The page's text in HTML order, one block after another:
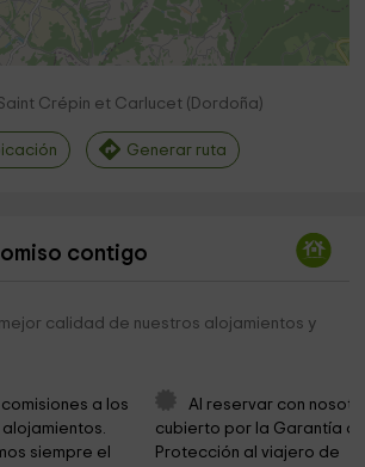
Crépin et Carlucet ( Dordoña)
Generar ruta
contigo
calidad de nuestros alojamientos y
a los
siempre el
Al reservar con
cubierto por la Garantía
Protección al viajero de